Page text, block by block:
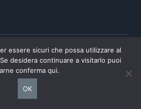
sito sono state in larga parte prese
di pubblico dominio. Il loro utilizzo
di lucro. Il sito è organo informativo
essere sicuri che possa utilizzare al
desidera continuare a visitarlo puoi
conferma qui.
OK